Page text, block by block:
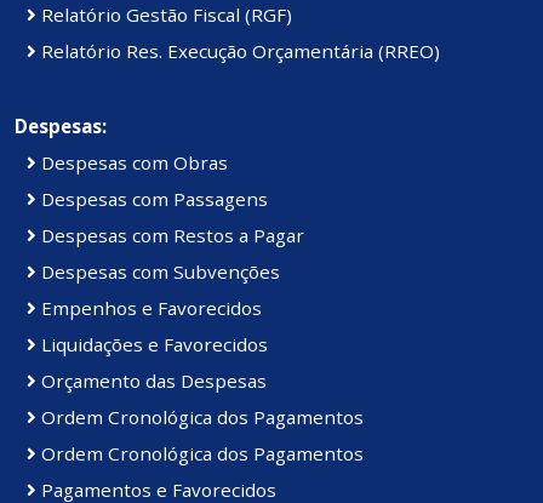
Relatório Gestão Fiscal (RGF)
Relatório Res. Execução Orçamentária (RREO)
Despesas:
Despesas com Obras
Despesas com Passagens
Despesas com Restos a Pagar
Despesas com Subvenções
Empenhos e Favorecidos
Liquidações e Favorecidos
Orçamento das Despesas
Ordem Cronológica dos Pagamentos
Ordem Cronológica dos Pagamentos
Pagamentos e Favorecidos